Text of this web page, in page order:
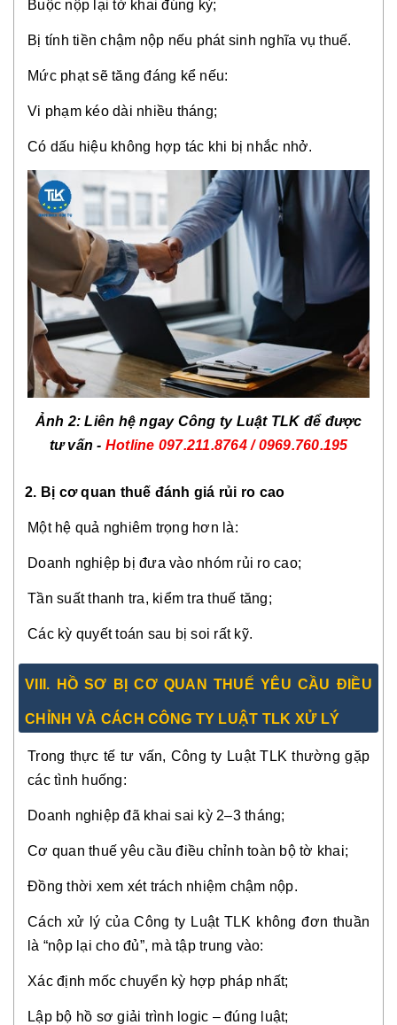
Buộc nộp lại tờ khai đúng kỳ;
Bị tính tiền chậm nộp nếu phát sinh nghĩa vụ thuế.
Mức phạt sẽ tăng đáng kể nếu:
Vi phạm kéo dài nhiều tháng;
Có dấu hiệu không hợp tác khi bị nhắc nhở.
Ảnh 2: Liên hệ ngay Công ty Luật TLK để được
tư vấn - Hotline 097.211.8764 / 0969.760.195
2. Bị cơ quan thuế đánh giá rủi ro cao
Một hệ quả nghiêm trọng hơn là:
Doanh nghiệp bị đưa vào nhóm rủi ro cao;
Tần suất thanh tra, kiểm tra thuế tăng;
Các kỳ quyết toán sau bị soi rất kỹ.
VIII. HỒ SƠ BỊ CƠ QUAN THUẾ YÊU CẦU ĐIỀU
CHỈNH VÀ CÁCH CÔNG TY LUẬT TLK XỬ LÝ
Trong thực tế tư vấn, Công ty Luật TLK thường gặp
các tình huống:
Doanh nghiệp đã khai sai kỳ 2–3 tháng;
Cơ quan thuế yêu cầu điều chỉnh toàn bộ tờ khai;
Đồng thời xem xét trách nhiệm chậm nộp.
Cách xử lý của Công ty Luật TLK không đơn thuần
là “nộp lại cho đủ”, mà tập trung vào:
Xác định mốc chuyển kỳ hợp pháp nhất;
Lập bộ hồ sơ giải trình logic – đúng luật;